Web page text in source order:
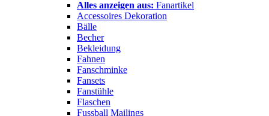
Alles anzeigen aus: Fanartikel
Accessoires Dekoration
Bälle
Becher
Bekleidung
Fahnen
Fanschminke
Fansets
Fanstühle
Flaschen
Fussball Mailings